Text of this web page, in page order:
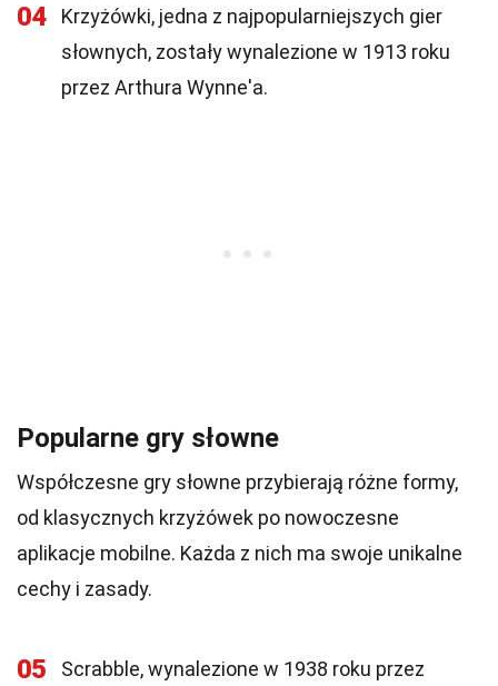
04
Krzyżówki, jedna z najpopularniejszych gier
słownych, zostały wynalezione w 1913 roku
przez Arthura Wynne'a.
Popularne gry słowne
Współczesne gry słowne przybierają różne formy,
od klasycznych krzyżówek po nowoczesne
aplikacje mobilne. Każda z nich ma swoje unikalne
cechy i zasady.
05
Scrabble, wynalezione w 1938 roku przez